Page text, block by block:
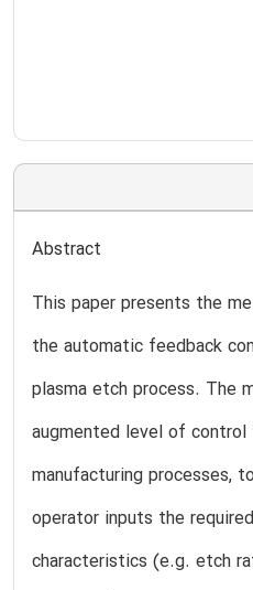
Abstract
This paper presents the
the automatic feedback
plasma etch process. The
augmented level of
manufacturing processes,
operator inputs the
characteristics (e.g. etch